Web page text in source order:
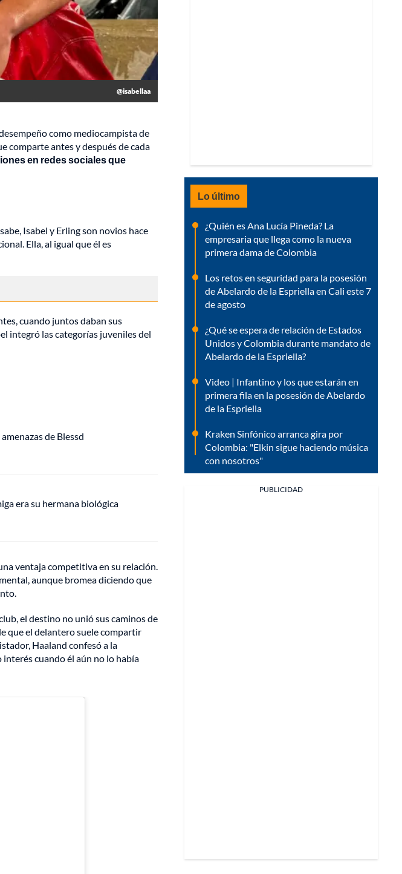
@isabellaa
como mediocampista de
comparte antes y después de cada
en redes sociales que
Isabel y Erling son novios hace
Ella, al igual que él es
cuando juntos daban sus
integró las categorías juveniles del
de Blessd
era su hermana biológica
ventaja competitiva en su relación.
aunque bromea diciendo que
el destino no unió sus caminos de
que el delantero suele compartir
Haaland confesó a la
interés cuando él aún no lo había
Lo último
¿Quién es Ana Lucía Pineda? La
empresaria que llega como la nueva
primera dama de Colombia
Los retos en seguridad para la posesión
de Abelardo de la Espriella en Cali este 7
de agosto
¿Qué se espera de relación de Estados
Unidos y Colombia durante mandato de
Abelardo de la Espriella?
Video | Infantino y los que estarán en
primera fila en la posesión de Abelardo
de la Espriella
Kraken Sinfónico arranca gira por
Colombia: "Elkin sigue haciendo música
con nosotros"
PUBLICIDAD